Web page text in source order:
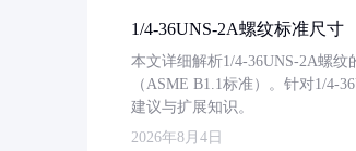
1/4-36UNS-2A螺纹标准尺寸
本文详细解析1/4-36UNS-2A螺
（ASME B1.1标准）。针对1/4-
建议与扩展知识。
2026年8月4日